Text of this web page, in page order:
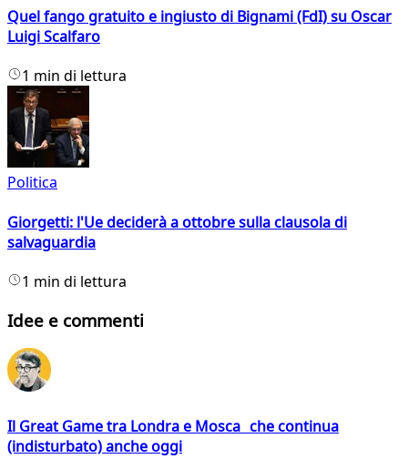
Quel fango gratuito e ingiusto di Bignami (FdI) su Oscar
Luigi Scalfaro
1 min di lettura
Politica
Giorgetti: l'Ue deciderà a ottobre sulla clausola di
salvaguardia
1 min di lettura
Idee e commenti
Il Great Game tra Londra e Mosca che continua
(indisturbato) anche oggi